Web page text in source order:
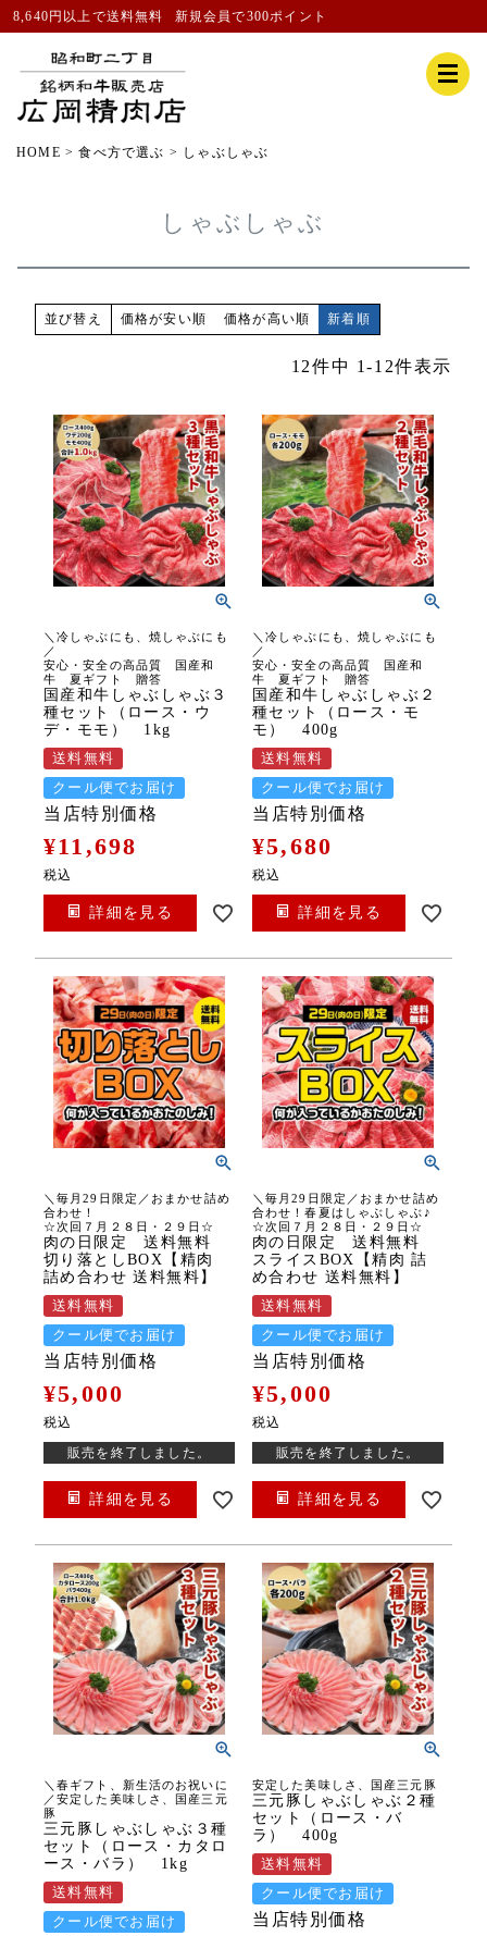
8,640円以上で送料無料 新規会員で300ポイント
HOME 食べ方で選ぶ しゃぶしゃぶ
しゃぶしゃぶ
並び替え 価格が安い順 価格が高い順 新着順
12件中 1-12件表示
＼冷しゃぶにも、焼しゃぶにも
／
安心・安全の高品質 国産和
牛 夏ギフト 贈答
国産和牛しゃぶしゃぶ３
種セット（ロース・ウ
デ・モモ） 1kg
送料無料
クール便でお届け
当店特別価格
¥11,698
税込
詳細を見る
＼冷しゃぶにも、焼しゃぶにも
／
安心・安全の高品質 国産和
牛 夏ギフト 贈答
国産和牛しゃぶしゃぶ２
種セット（ロース・モ
モ） 400g
送料無料
クール便でお届け
当店特別価格
¥5,680
税込
詳細を見る
＼毎月29日限定／おまかせ詰め
合わせ！
☆次回７月２８日・２９日☆
肉の日限定 送料無料
切り落としBOX【精肉
詰め合わせ 送料無料】
送料無料
クール便でお届け
当店特別価格
¥5,000
税込
販売を終了しました。
詳細を見る
＼毎月29日限定／おまかせ詰め
合わせ！春夏はしゃぶしゃぶ♪
☆次回７月２８日・２９日☆
肉の日限定 送料無料
スライスBOX【精肉 詰
め合わせ 送料無料】
送料無料
クール便でお届け
当店特別価格
¥5,000
税込
販売を終了しました。
詳細を見る
＼春ギフト、新生活のお祝いに
／安定した美味しさ、国産三元
豚
三元豚しゃぶしゃぶ３種
セット（ロース・カタロ
ース・バラ） 1kg
送料無料
クール便でお届け
安定した美味しさ、国産三元豚
三元豚しゃぶしゃぶ２種
セット（ロース・バ
ラ） 400g
送料無料
クール便でお届け
当店特別価格